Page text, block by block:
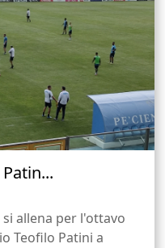
si allena per l'ottavo
Teofilo Patini a